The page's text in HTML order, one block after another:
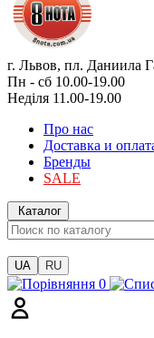
г. Львов, пл. Даниила
Пн - сб 10.00-19.00
Неділя 11.00-19.00
Про нас
Доставка и
Бренды
SALE
Каталог
UA RU
0